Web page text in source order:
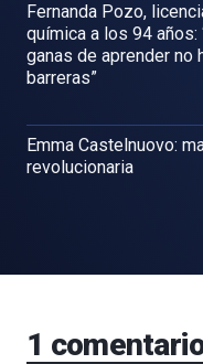
Fernanda Pozo,
química a los 94 años:
ganas de aprender no
barreras”
Emma Castelnuovo:
revolucionaria
1